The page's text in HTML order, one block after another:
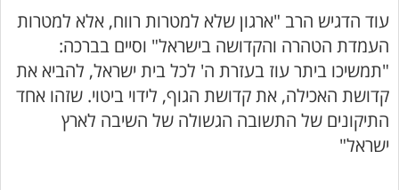
עוד הדגיש הרב "ארגון שלא למטרות רווח, אלא למטרות
העמדת הטהרה והקדושה בישראל" וסיים בברכה:
"תמשיכו ביתר עוז בעזרת ה' לכל בית ישראל, להביא את
קדושת האכילה, את קדושת הגוף, לידוי ביטוי. שזהו אחד
התיקונים של התשובה הגשולה של השיבה לארץ
ישראל"